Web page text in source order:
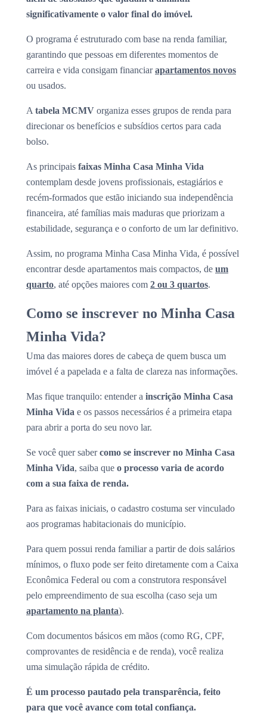
significativamente o valor final do imóvel.
O programa é estruturado com base na renda familiar,
garantindo que pessoas em diferentes momentos de
carreira e vida consigam financiarapartamentos novos
ou usados.
A tabela MCMV organiza esses grupos de renda para
direcionar os benefícios e subsídios certos para cada
bolso.
As principais faixas Minha Casa Minha Vida
contemplam desde jovens profissionais, estagiários e
recém-formados que estão iniciando sua independência
financeira, até famílias mais maduras que priorizam a
estabilidade, segurança e o conforto de um lar definitivo.
Assim, no programa Minha Casa Minha Vida, é possível
encontrar desde apartamentos mais compactos, de um
quarto, até opções maiores com 2 ou 3 quartos.
Como se inscrever no Minha Casa
Minha Vida?
Uma das maiores dores de cabeça de quem busca um
imóvel é a papelada e a falta de clareza nas informações.
Mas fique tranquilo: entender a inscrição Minha Casa
Minha Vida e os passos necessários é a primeira etapa
para abrir a porta do seu novo lar.
Se você quer sabercomo se inscrever no Minha Casa
Minha Vida, saiba que o processo varia de acordo
com a sua faixa de renda.
Para as faixas iniciais, o cadastro costuma ser vinculado
aos programas habitacionais do município.
Para quem possui renda familiar a partir de dois salários
mínimos, o fluxo pode ser feito diretamente com a Caixa
Econômica Federal ou com a construtora responsável
pelo empreendimento de sua escolha (caso seja um
apartamento na planta).
Com documentos básicos em mãos (como RG, CPF,
comprovantes de residência e de renda), você realiza
uma simulação rápida de crédito.
É um processo pautado pela transparência, feito
para que você avance com total confiança.